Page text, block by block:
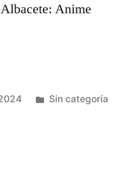
Anime
Publicada
Sin categoría